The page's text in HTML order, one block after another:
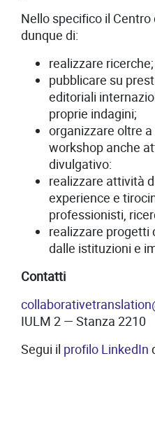
Nello specifico il
dunque di:
realizzare ricerche;
pubblicare su
editoriali
proprie indagini;
organizzare oltre
workshop anche
divulgativo:
realizzare attività
experience e
professionisti,
realizzare progetti
dalle istituzioni e
Contatti
IULM 2 — Stanza 2210
Segui il profilo LinkedIn